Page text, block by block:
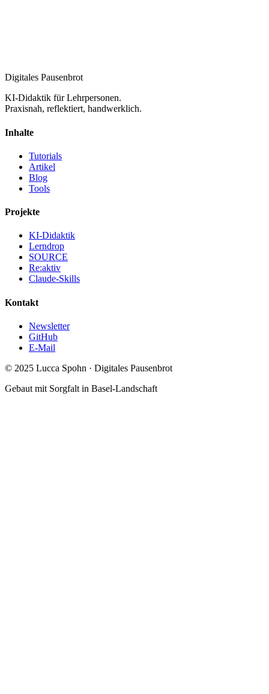
Digitales Pausenbrot
KI-Didaktik für Lehrpersonen.
Praxisnah, reflektiert, handwerklich.
Inhalte
Tutorials
Artikel
Blog
Tools
Projekte
KI-Didaktik
Lerndrop
SOURCE
Re:aktiv
Claude-Skills
Kontakt
Newsletter
GitHub
E-Mail
© 2025 Lucca Spohn · Digitales Pausenbrot
Gebaut mit Sorgfalt in Basel-Landschaft